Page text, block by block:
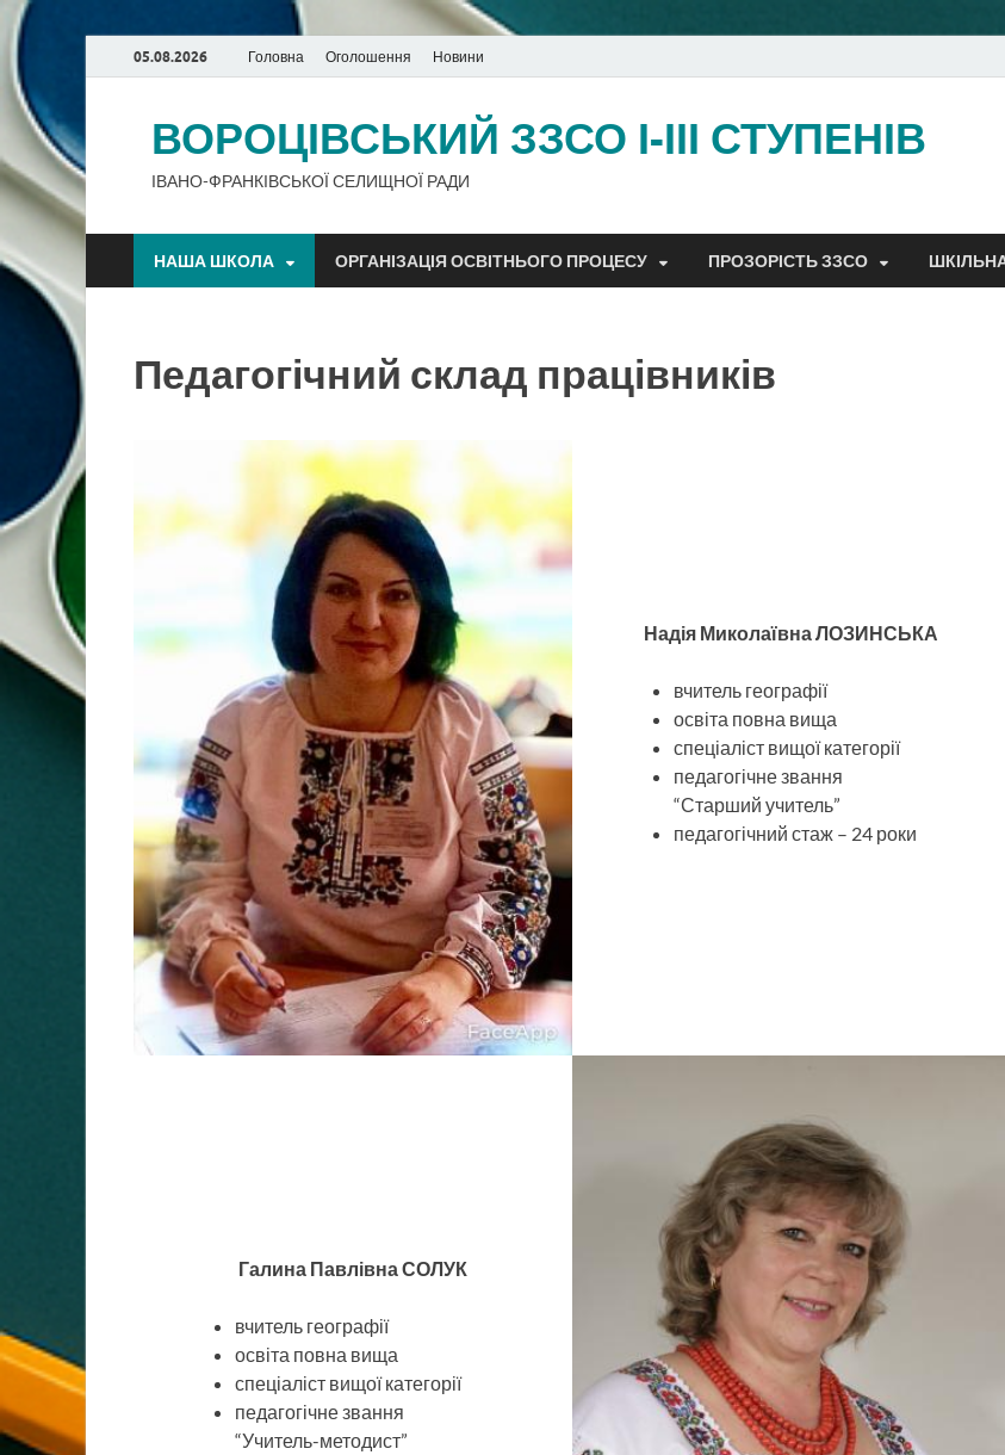
05.08.2026 Головна Оголошення Новини
ВОРОЦІВСЬКИЙ ЗЗСО І-ІІІ СТУПЕНІВ
ІВАНО-ФРАНКІВСЬКОЇ СЕЛИЩНОЇ РАДИ
НАША ШКОЛА ОРГАНІЗАЦІЯ ОСВІТНЬОГО ПРОЦЕСУ ПРОЗОРІСТЬ ЗЗСО
Педагогічний склад працівників
Надія Миколаївна ЛОЗИНСЬКА
вчитель географії
освіта повна вища
спеціаліст вищої категорії
педагогічне звання
“Старший учитель”
педагогічний стаж – 24 роки
Галина Павлівна СОЛУК
вчитель географії
освіта повна вища
спеціаліст вищої категорії
педагогічне звання
“Учитель-методист”